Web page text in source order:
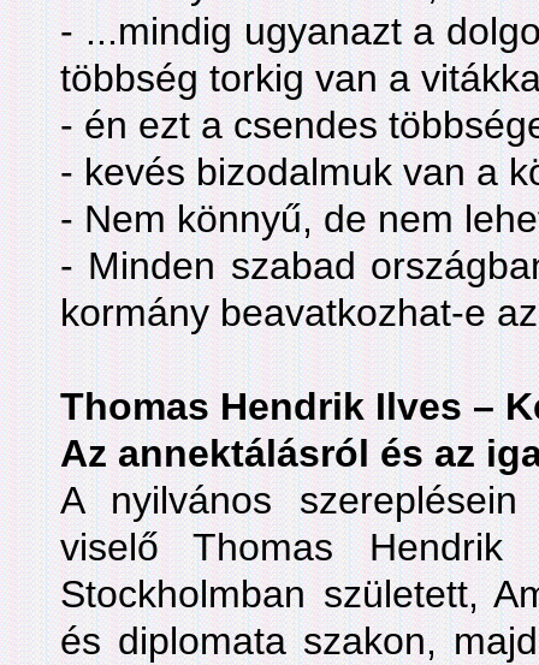
- ...mindig ugyanazt a
többség torkig van a
- én ezt a csendes
- kevés bizodalmuk van a
- Nem könnyű, de nem
- Minden szabad
kormány beavatkozhat-e
Thomas Hendrik Ilves –
Az annektálásról és az
A nyilvános szereplésein
viselő Thomas Hendrik
Stockholmban született,
és diplomata szakon,